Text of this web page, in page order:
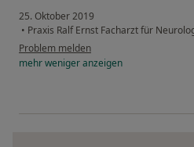
25. Oktober 2019
• Praxis Ralf Ernst Facharzt für
Problem melden
mehrwenigeranzeigen